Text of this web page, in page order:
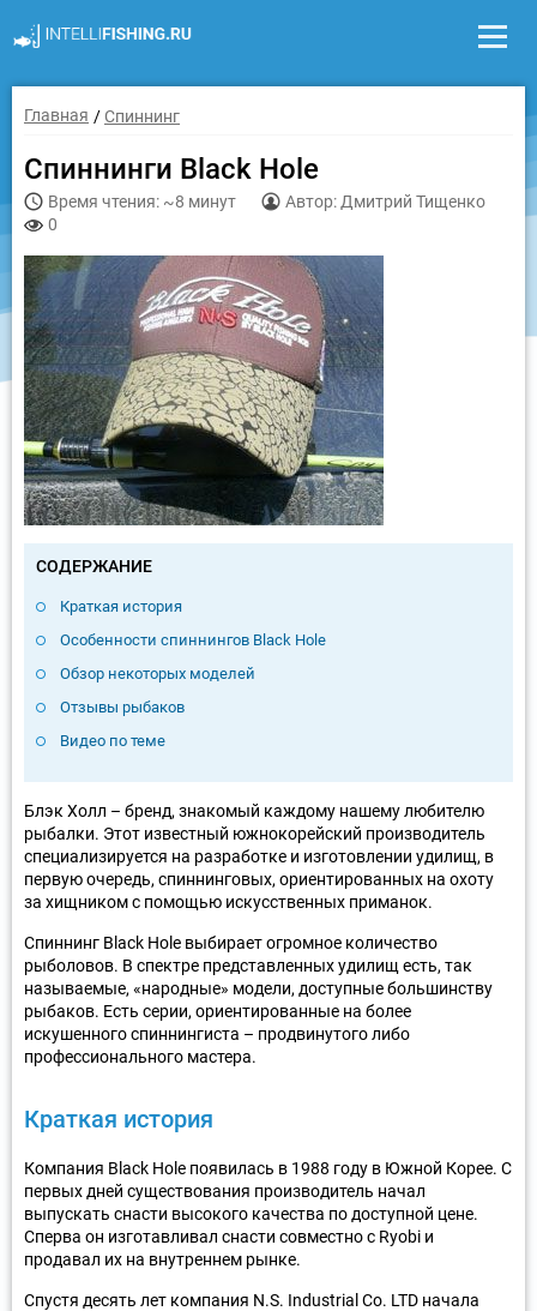
Главная Спиннинг
Спиннинги Black Hole
Время чтения: ~8 минут
Автор: Дмитрий Тищенко
0
СОДЕРЖАНИЕ
Краткая история
Особенности спиннингов Black Hole
Обзор некоторых моделей
Отзывы рыбаков
Видео по теме
Блэк Холл – бренд, знакомый каждому нашему любителю
рыбалки. Этот известный южнокорейский производитель
специализируется на разработке и изготовлении удилищ, в
первую очередь, спиннинговых, ориентированных на охоту
за хищником с помощью искусственных приманок.
Спиннинг Black Hole выбирает огромное количество
рыболовов. В спектре представленных удилищ есть, так
называемые, «народные» модели, доступные большинству
рыбаков. Есть серии, ориентированные на более
искушенного спиннингиста – продвинутого либо
профессионального мастера.
Краткая история
Компания Black Hole появилась в 1988 году в Южной Корее. С
первых дней существования производитель начал
выпускать снасти высокого качества по доступной цене.
Сперва он изготавливал снасти совместно с Ryobi и
продавал их на внутреннем рынке.
Спустя десять лет компания N.S. Industrial Co. LTD начала